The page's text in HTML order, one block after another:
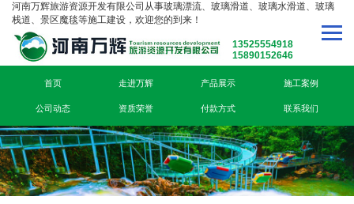
河南万辉旅游资源开发有限公司从事玻璃漂流、玻璃滑道、玻璃水滑道、玻璃
栈道、景区魔毯等施工建设，欢迎您的到来！
13525554918
15890152646
首页 走进万辉 产品展示 施工案例
公司动态 资质荣誉 付款方式 联系我们